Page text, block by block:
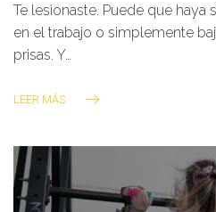
Te lesionaste. Puede que haya
en el trabajo o simplemente
prisas. Y…
LEER MÁS